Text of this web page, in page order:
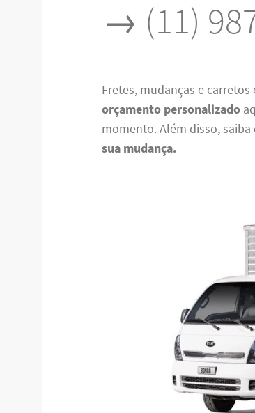
→ (11)
Fretes, mudanças e
orçamento personalizado
momento. Além disso,
sua mudança.